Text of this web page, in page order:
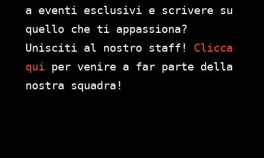
a eventi esclusivi e scrivere su
quello che ti appassiona?
Unisciti al nostro staff! Clicca
qui per venire a far parte della
nostra squadra!